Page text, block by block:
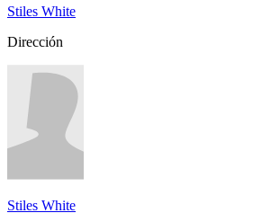
Stiles White
Dirección
Stiles White